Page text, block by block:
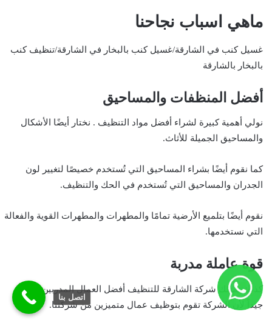
ماهي اسباب نجاحنا
غسيل كنب في الشارقة/غسيل كنب بالبخار في الشارقة/تنظيف كنب
بالبخار بالشارقة
أفضل المنظفات والمساحيق
نولي أهمية كبيرة لشراء أفضل مواد التنظيف . نختار أيضًا الأشكال
والمساحيق الجميلة للأثاث.
كما نقوم أيضًا بشراء المساحيق التي تُستخدم خصيصًا لتغيير لون
الجدران والمساحيق التي تُستخدم في الحك والتنظيف.
نقوم أيضًا بتلميع الأرضية تمامًا والمطهرات والمطهرات القوية والفعالة
التي نستخدمها.
قوة عاملة مدربة
كذلك تمتلك شركة الشارقة للتنظيف أفضل العمال المدربين تدريباً
جيداً لأن الشركة تقوم بتوظيف عمال متميزين من شركتنا.
اتصل بنا